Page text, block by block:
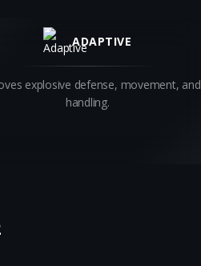
ADAPTIVE
explosive defense, movement, and
handling.